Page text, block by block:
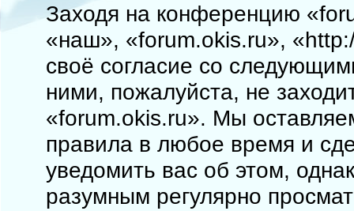
Заходя на конференцию
«наш», «forum.okis.ru»,
своё согласие со
ними, пожалуйста, не
«forum.okis.ru». Мы
правила в любое время и
уведомить вас об этом,
разумным регулярно